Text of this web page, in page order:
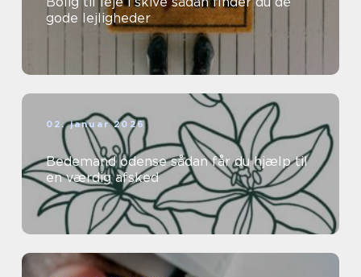
gode lejligheder
02. januar 2026
Bedemand odense sådan får du hjælp til
en værdig afsked